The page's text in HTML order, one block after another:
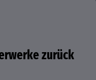
zurück